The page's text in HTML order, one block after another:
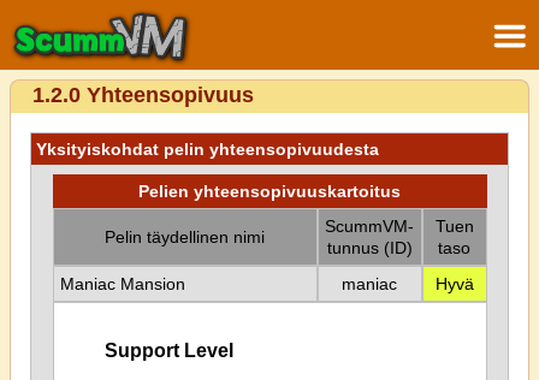
1.2.0 Yhteensopivuus
Yksityiskohdat pelin yhteensopivuudesta
Pelien yhteensopivuuskartoitus
Pelin täydellinen nimi
ScummVM-
tunnus (ID)
Tuen
taso
Maniac Mansion
maniac Hyvä
Support Level